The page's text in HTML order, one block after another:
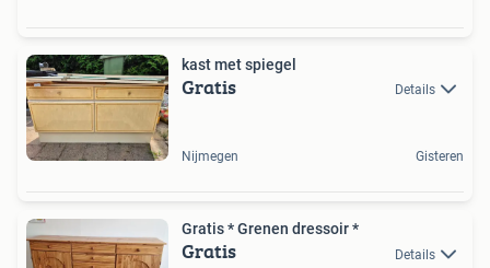
kast met spiegel
Gratis Details
Nijmegen Gisteren
Gratis * Grenen dressoir *
Gratis Details